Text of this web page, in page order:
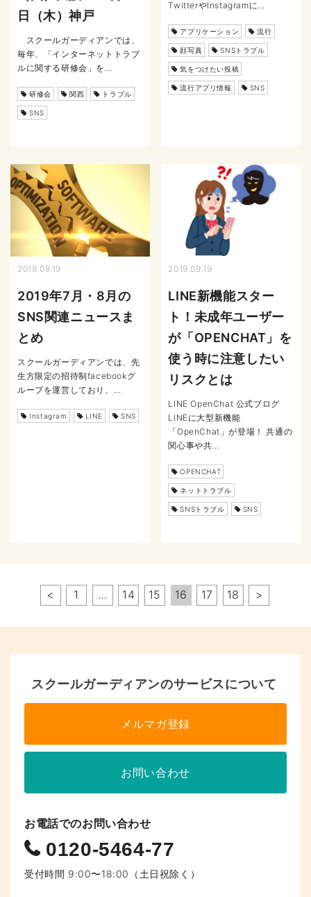
日（木）神戸
スクールガーディアンでは、
毎年、「インターネットトラブ
ルに関する研修会」を...
研修会 関西 トラブル
SNS
TwitterやInstagramに...
アプリケーション 流行
顔写真 SNSトラブル
気をつけたい投稿
流行アプリ情報 SNS
2019.09.19
2019年7月・8月の
SNS関連ニュースま
とめ
スクールガーディアンでは、先
生方限定の招待制facebookグ
ループを運営しており、...
Instagram LINE SNS
2019.09.19
LINE新機能スター
ト！未成年ユーザー
が「OPENCHAT」を
使う時に注意したい
リスクとは
LINE OpenChat 公式ブログ
LINEに大型新機能
「OpenChat」が登場！ 共通の
関心事や共...
OPENCHAT
ネットトラブル
SNSトラブル SNS
< 1 … 14 15 16 17 18 >
スクールガーディアンのサービスについて
メルマガ登録
お問い合わせ
お電話でのお問い合わせ
0120-5464-77
受付時間 9:00〜18:00（土日祝除く）